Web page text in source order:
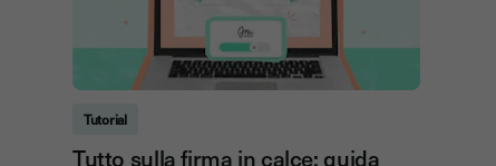
Tutorial
Tutto sulla firma in calce: guida